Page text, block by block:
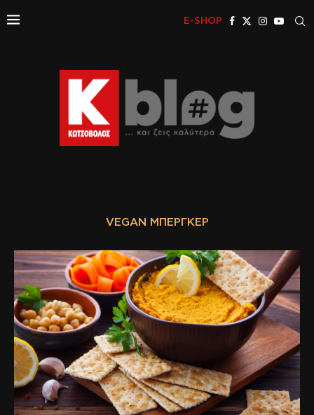
E-SHOP
VEGAN ΜΠΈΡΓΚΕΡ